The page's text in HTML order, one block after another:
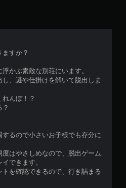
すか？
かぶ素敵な別荘にいます。
、謎や仕掛けを解いて脱出しま
んぼ！？
するので小さいお子様でも存分に
度はやさしめなので、脱出ゲーム
できます。
トを確認できるので、行き詰まる